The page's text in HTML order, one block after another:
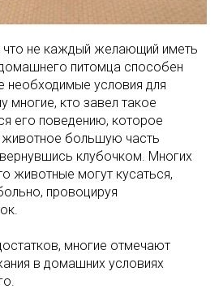
что не каждый желающий иметь
питомца способен
необходимые условия для
многие, кто завел такое
его поведению, которое
животное большую часть
клубочком. Многих
животные могут кусаться,
провоцируя
многие отмечают
в домашних условиях